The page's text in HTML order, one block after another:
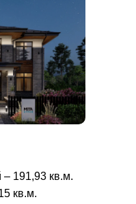
кв.м.
191,93 кв.м.